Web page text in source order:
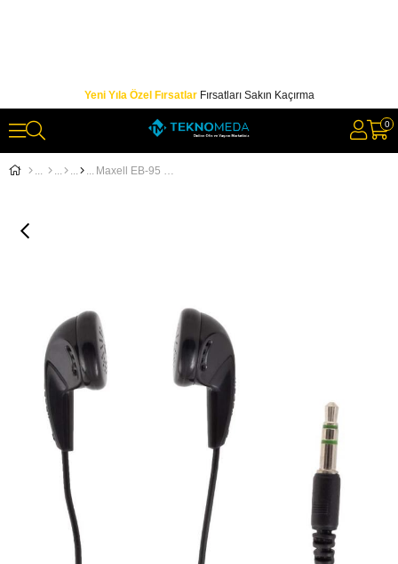
Yeni Yıla Özel FırsatlarFırsatları Sakın Kaçırma
0
Maxell EB-95 Siyah Kulaklık